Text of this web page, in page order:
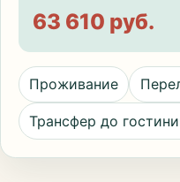
63 610 руб.
Проживание
Трансфер до